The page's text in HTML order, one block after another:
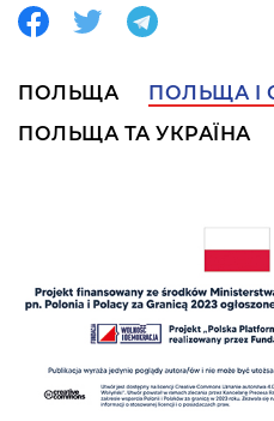
ПОЛЬЩА ПОЛЬЩА І
ПОЛЬЩА ТА УКРАЇНА